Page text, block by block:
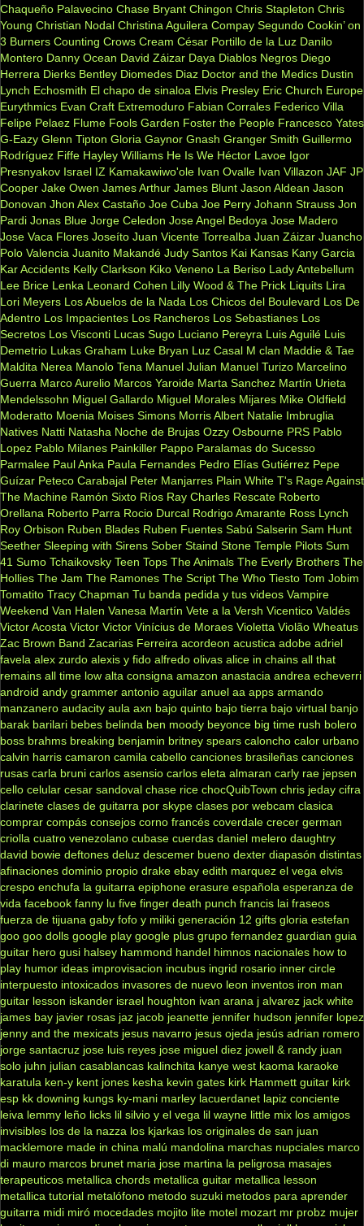
Chaqueño Palavecino Chase Bryant Chingon Chris Stapleton Chris
Young Christian Nodal Christina Aguilera Compay Segundo Cookin’ on
3 Burners Counting Crows Cream César Portillo de la Luz Danilo
Montero Danny Ocean David Záizar Daya Diablos Negros Diego
Herrera Dierks Bentley Diomedes Diaz Doctor and the Medics Dustin
Lynch Echosmith El chapo de sinaloa Elvis Presley Eric Church Europe
Eurythmics Evan Craft Extremoduro Fabian Corrales Federico Villa
Felipe Pelaez Flume Fools Garden Foster the People Francesco Yates
G-Eazy Glenn Tipton Gloria Gaynor Gnash Granger Smith Guillermo
Rodríguez Fiffe Hayley Williams He Is We Héctor Lavoe Igor
Presnyakov Israel IZ Kamakawiwo'ole Ivan Ovalle Ivan Villazon JAF JP
Cooper Jake Owen James Arthur James Blunt Jason Aldean Jason
Donovan Jhon Alex Castaño Joe Cuba Joe Perry Johann Strauss Jon
Pardi Jonas Blue Jorge Celedon Jose Angel Bedoya Jose Madero
Jose Vaca Flores Joseíto Juan Vicente Torrealba Juan Záizar Juancho
Polo Valencia Juanito Makandé Judy Santos Kai Kansas Kany Garcia
Kar Accidents Kelly Clarkson Kiko Veneno La Beriso Lady Antebellum
Lee Brice Lenka Leonard Cohen Lilly Wood & The Prick Liquits Lira
Lori Meyers Los Abuelos de la Nada Los Chicos del Boulevard Los De
Adentro Los Impacientes Los Rancheros Los Sebastianes Los
Secretos Los Visconti Lucas Sugo Luciano Pereyra Luis Aguilé Luis
Demetrio Lukas Graham Luke Bryan Luz Casal M clan Maddie & Tae
Maldita Nerea Manolo Tena Manuel Julian Manuel Turizo Marcelino
Guerra Marco Aurelio Marcos Yaroide Marta Sanchez Martín Urieta
Mendelssohn Miguel Gallardo Miguel Morales Mijares Mike Oldfield
Moderatto Moenia Moises Simons Morris Albert Natalie Imbruglia
Natives Natti Natasha Noche de Brujas Ozzy Osbourne PRS Pablo
Lopez Pablo Milanes Painkiller Pappo Paralamas do Sucesso
Parmalee Paul Anka Paula Fernandes Pedro Elías Gutiérrez Pepe
Guízar Peteco Carabajal Peter Manjarres Plain White T's Rage Against
The Machine Ramón Sixto Ríos Ray Charles Rescate Roberto
Orellana Roberto Parra Rocio Durcal Rodrigo Amarante Ross Lynch
Roy Orbison Ruben Blades Ruben Fuentes Sabú Salserin Sam Hunt
Seether Sleeping with Sirens Sober Staind Stone Temple Pilots Sum
41 Sumo Tchaikovsky Teen Tops The Animals The Everly Brothers The
Hollies The Jam The Ramones The Script The Who Tiesto Tom Jobim
Tomatito Tracy Chapman Tu banda pedida y tus videos Vampire
Weekend Van Halen Vanesa Martín Vete a la Versh Vicentico Valdés
Victor Acosta Victor Victor Vinícius de Moraes Violetta Violão Wheatus
Zac Brown Band Zacarias Ferreira acordeon acustica adobe adriel
favela alex zurdo alexis y fido alfredo olivas alice in chains all that
remains all time low alta consigna amazon anastacia andrea echeverri
android andy grammer antonio aguilar anuel aa apps armando
manzanero audacity aula axn bajo quinto bajo tierra bajo virtual banjo
barak barilari bebes belinda ben moody beyonce big time rush bolero
boss brahms breaking benjamin britney spears caloncho calor urbano
calvin harris camaron camila cabello canciones brasileñas canciones
rusas carla bruni carlos asensio carlos eleta almaran carly rae jepsen
cello celular cesar sandoval chase rice chocQuibTown chris jeday cifra
clarinete clases de guitarra por skype clases por webcam clasica
comprar compás consejos corno francés coverdale crecer german
criolla cuatro venezolano cubase cuerdas daniel melero daughtry
david bowie deftones deluz descemer bueno dexter diapasón distintas
afinaciones dominio propio drake ebay edith marquez el vega elvis
crespo enchufa la guitarra epiphone erasure española esperanza de
vida facebook fanny lu five finger death punch francis lai fraseos
fuerza de tijuana gaby fofo y miliki generación 12 gifts gloria estefan
goo goo dolls google play google plus grupo fernandez guardian guia
guitar hero gusi halsey hammond handel himnos nacionales how to
play humor ideas improvisacion incubus ingrid rosario inner circle
interpuesto intoxicados invasores de nuevo leon inventos iron man
guitar lesson iskander israel houghton ivan arana j alvarez jack white
james bay javier rosas jaz jacob jeanette jennifer hudson jennifer lopez
jenny and the mexicats jesus navarro jesus ojeda jesús adrian romero
jorge santacruz jose luis reyes jose miguel diez jowell & randy juan
solo juhn julian casablancas kalinchita kanye west kaoma karaoke
karatula ken-y kent jones kesha kevin gates kirk Hammett guitar kirk
esp kk downing kungs ky-mani marley lacuerdanet lapiz conciente
leiva lemmy leño licks lil silvio y el vega lil wayne little mix los amigos
invisibles los de la nazza los kjarkas los originales de san juan
macklemore made in china malú mandolina marchas nupciales marco
di mauro marcos brunet maria jose martina la peligrosa masajes
terapeuticos metallica chords metallica guitar metallica lesson
metallica tutorial metalófono metodo suzuki metodos para aprender
guitarra midi miró mocedades mojito lite motel mozart mr probz mujer